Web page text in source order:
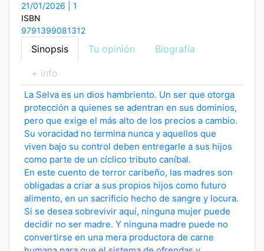
21/01/2026 | 1
ISBN
9791399081312
Sinopsis Tu opinión Biografía
+ info
La Selva es un dios hambriento. Un ser que otorga
protección a quienes se adentran en sus dominios,
pero que exige el más alto de los precios a cambio.
Su voracidad no termina nunca y aquellos que
viven bajo su control deben entregarle a sus hijos
como parte de un cíclico tributo caníbal.
En este cuento de terror caribeño, las madres son
obligadas a criar a sus propios hijos como futuro
alimento, en un sacrificio hecho de sangre y locura.
Si se desea sobrevivir aquí, ninguna mujer puede
decidir no ser madre. Y ninguna madre puede no
convertirse en una mera productora de carne